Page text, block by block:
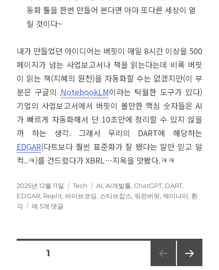
동화 툴을 한번 만들어 본다면 아마 또다른 세상이 열
릴 것이다~
내가 만들었던 아이디어는 버핏이 매일 8시간 이상을 500
페이지가 넘는 사업보고서나 책을 읽는다는데 비록 버핏
이 읽는 책(지혜의 원천)을 자동화할 수는 없겠지만(이 부
분은 구글의 NotebookLM이라는 탁월한 도구가 있다)
기업의 사업보고서에서 버핏이 볼만한 핵심 숫자들은 AI
가 빠르게 자동화해서 단 10초만에 정리할 수 있지 않을
까 하는 생각. 그래서 우리의 DART에 해당하는
EDGAR(다트보다 훨씬 표준화가 잘 됐다는 말만 믿고 덜
컥..ㅋ)를 건드렸다가 XBRL…지옥을 맛봤다.ㅋㅋ
작
성
일
2025년 12월 11일
카
테
Tech
태
그
AI,AI개발툴,ChatGPT, DART,
EDGAR, Replit, 바이브코딩, 스티브잡스,워런버핏,제미나이, 환
각
6
에 5개 댓글
페이지1